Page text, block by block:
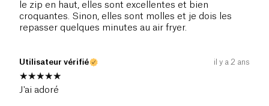
le zip en haut, elles sont excellentes et bien
croquantes. Sinon, elles sont molles et je dois les
repasser quelques minutes au air fryer.
Utilisateur vérifié il y a 2 ans
J'ai adoré